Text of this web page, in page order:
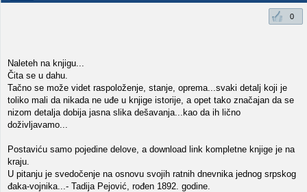
0
Naleteh na knjigu...
Čita se u dahu.
Tačno se može videt raspoloženje, stanje, oprema...svaki detalj koji je
toliko mali da nikada ne uđe u knjige istorije, a opet tako značajan da se
nizom detalja dobija jasna slika dešavanja...kao da ih lično
doživljavamo...
Postaviću samo pojedine delove, a download link kompletne knjige je na
kraju.
U pitanju je svedočenje na osnovu svojih ratnih dnevnika jednog srpskog
đaka-vojnika...- Tadija Pejović, rođen 1892. godine.